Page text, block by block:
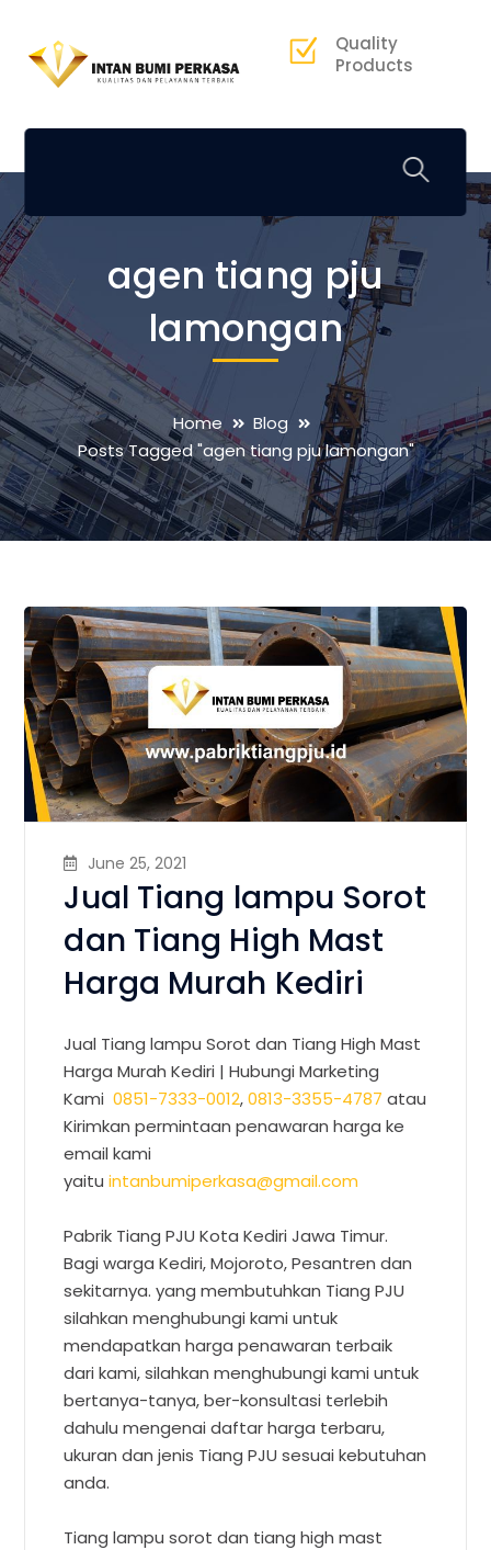
Quality
Products
agen tiang pju
lamongan
Home
Blog
Posts Tagged "agen tiang pju lamongan"
June 25, 2021
Jual Tiang lampu Sorot
dan Tiang High Mast
Harga Murah Kediri
Jual Tiang lampu Sorot dan Tiang High Mast
Harga Murah Kediri |Hubungi Marketing
Kami0851-7333-0012,0813-3355-4787 atau
Kirimkan permintaan penawaran harga ke
email kami
yaituintanbumiperkasa@gmail.com
Pabrik Tiang PJU Kota Kediri Jawa Timur.
Bagi warga Kediri, Mojoroto, Pesantren dan
sekitarnya. yang membutuhkan Tiang PJU
silahkan menghubungi kami untuk
mendapatkan harga penawaran terbaik
dari kami, silahkan menghubungi kami untuk
bertanya-tanya, ber-konsultasi terlebih
dahulu mengenai daftar harga terbaru,
ukuran dan jenis Tiang PJU sesuai kebutuhan
anda.
Tiang lampu sorot dan tiang high mast